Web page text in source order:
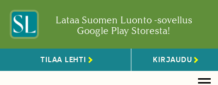
Lataa Suomen Luonto -sovellus
Google Play Storesta!
TILAA LEHTI KIRJAUDU